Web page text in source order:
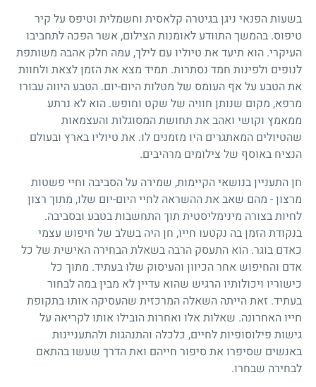
בשעות הפנאי ניגן בגיטרה קלאסית וחשמלית וטיפס על קיר
טיפוס. בהמשך התוודע לאומנות הצילום, אשר הפכה לתחביבו
העיקרי. הוא תיעד את טיוליו עם לילך, עמה חלק אהבה משותפת
לנופים ולפינות חמד נסתרות. תמיד מצא את הזמן לצאת ולחוות
את הטבע על אף העומס של מטלות היום-יום. הטבע היווה עבורו
מרפא, מקום שנותן חוויה של שקט וחופש. הוא לא נרתע
ממאמץ וקושי ואהב את תחושת המסוגלות והעצמאות
שהטיולים המאתגרים היו מזמנים לו. את טיוליו בארץ ובעולם
הנציח באוסף של צילומים מרהיבים.
חן התעניין בנושאי הקיימות, שמירה על הסביבה וחיי פשטות
מרצון - מהם שאב את ההשראה לחיי היום-יום שלו, מתוך רצון
לחיות בצורה מינימליסטית תוך התחשבות בטבע ובסביבה.
בנקודת הזמן בה נקטעו חייו, חן היה בשלב של חיפוש עצמי
כאדם בוגר. הוא התעסק הרבה בשאלת הבחירה האישית של כל
אדם והחיפוש אחר הכיוון והעיסוק שלו בעתיד. מתוך כל
כישוריו ויכולותיו הרגיש שהוא עדיין לא מבין במה לבחור
בעתיד. זאת הייתה השאלה המרכזית שהעסיקה אותו בתקופת
חייו האחרונה. שאלות אלו ואחרות הובילו אותו לקריאה על
גישות פילוסופיות לחיים, כלכלה והתנהגות ולהתעניינות
באנשים שסיפרו את סיפור חייהם ואת הדרך שעשו בהתאם
לבחירה שבחרו.